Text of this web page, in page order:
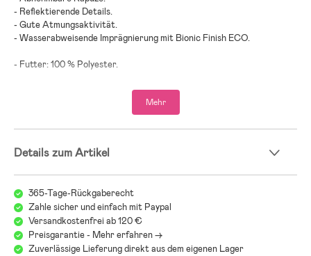
- Reflektierende Details.
- Gute Atmungsaktivität.
- Wasserabweisende Imprägnierung mit Bionic Finish ECO.
- Futter: 100 % Polyester.
Unser Model trägt Größe: 110-116
Mehr
Details zum Artikel
365-Tage-Rückgaberecht
Zahle sicher und einfach mit Paypal
Versandkostenfrei ab 120 €
Preisgarantie - Mehr erfahren ->
Zuverlässige Lieferung direkt aus dem eigenen Lager